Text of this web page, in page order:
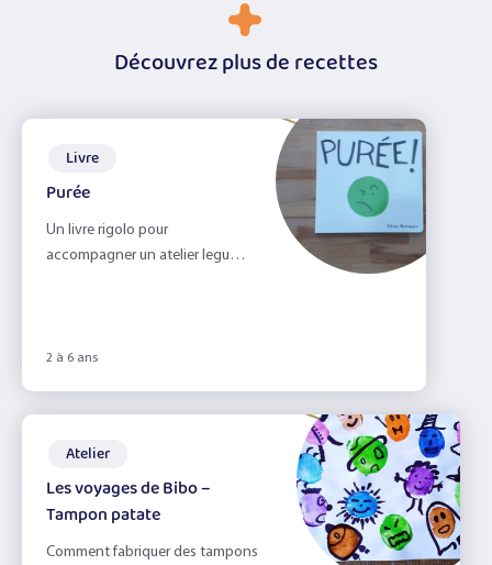
Découvrez plus de recettes
Livre
Purée
Un livre rigolo pour
accompagner un atelier legume
2 à 6 ans
Atelier
Les voyages de Bibo –
Tampon patate
Comment fabriquer des tampons